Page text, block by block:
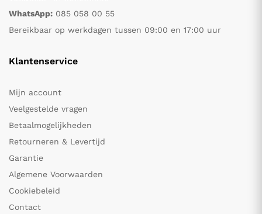
WhatsApp: 085 058 00 55
Bereikbaar op werkdagen tussen 09:00 en 17:00 uur
Klantenservice
Mijn account
Veelgestelde vragen
Betaalmogelijkheden
Retourneren & Levertijd
Garantie
Algemene Voorwaarden
Cookiebeleid
Contact